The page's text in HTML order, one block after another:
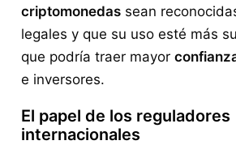
criptomonedassean
legales y que su uso esté más
que podría traer mayor
e inversores.
El papel de los reguladores
internacionales